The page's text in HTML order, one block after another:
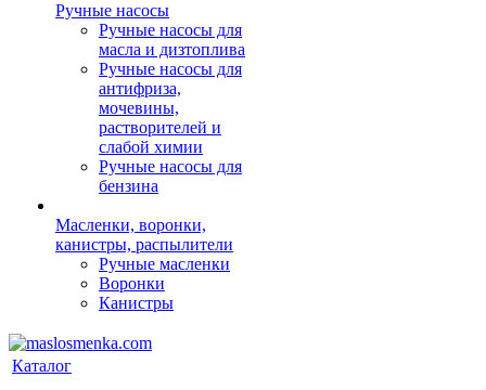
Ручные насосы
Ручные насосы для
масла и дизтоплива
Ручные насосы для
антифриза,
мочевины,
растворителей и
слабой химии
Ручные насосы для
бензина
Масленки, воронки,
канистры, распылители
Ручные масленки
Воронки
Канистры
Каталог